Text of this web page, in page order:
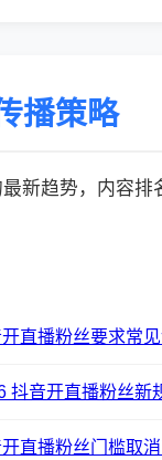
播策略
新趋势，内容
直播粉丝要求常
抖音开直播粉丝新
直播粉丝门槛取